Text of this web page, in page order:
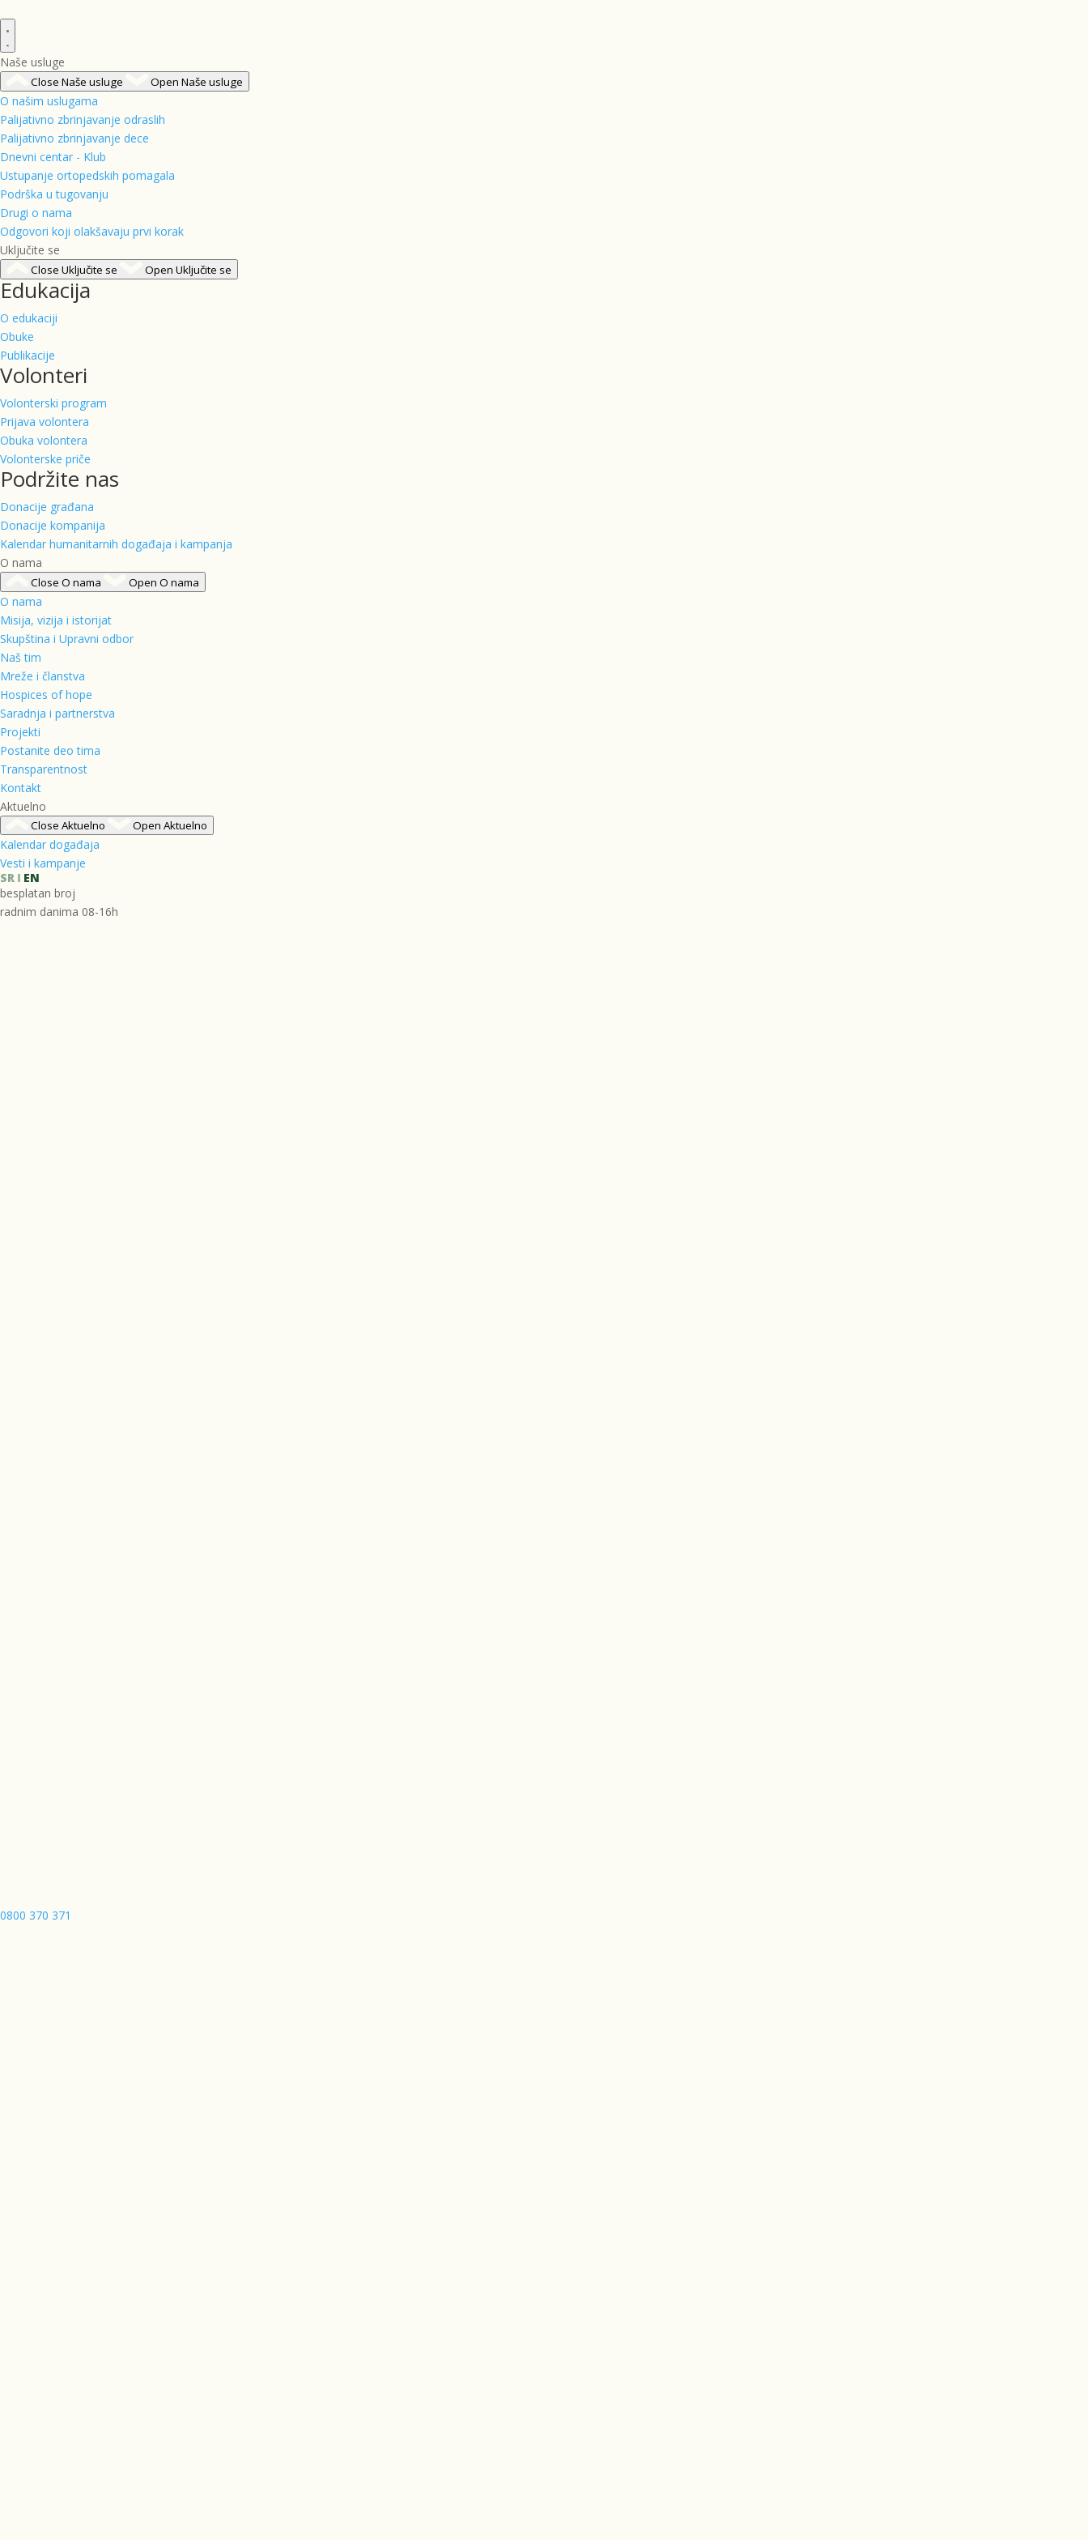
Naše usluge
Close Naše usluge Open Naše usluge
O našim uslugama
Palijativno zbrinjavanje odraslih
Palijativno zbrinjavanje dece
Dnevni centar - Klub
Ustupanje ortopedskih pomagala
Podrška u tugovanju
Drugi o nama
Odgovori koji olakšavaju prvi korak
Uključite se
Close Uključite se Open Uključite se
Edukacija
O edukaciji
Obuke
Publikacije
Volonteri
Volonterski program
Prijava volontera
Obuka volontera
Volonterske priče
Podržite nas
Donacije građana
Donacije kompanija
Kalendar humanitarnih događaja i kampanja
O nama
Close O nama Open O nama
O nama
Misija, vizija i istorijat
Skupština i Upravni odbor
Naš tim
Mreže i članstva
Hospices of hope
Saradnja i partnerstva
Projekti
Postanite deo tima
Transparentnost
Kontakt
Aktuelno
Close Aktuelno Open Aktuelno
Kalendar događaja
Vesti i kampanje
SR
EN
besplatan broj
radnim danima 08-16h
0800 370 371